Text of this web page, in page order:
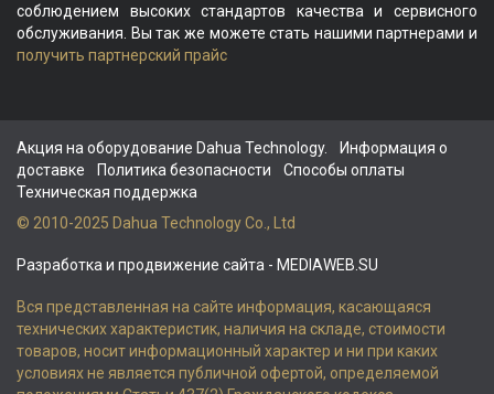
соблюдением высоких стандартов качества и сервисного
обслуживания. Вы так же можете стать нашими партнерами и
получить партнерский прайс
Акция на оборудование Dahua Technology.
Информация о
доставке
Политика безопасности
Способы оплаты
Техническая поддержка
© 2010-2025 Dahua Technology Co., Ltd
Разработка и продвижение сайта - MEDIAWEB.SU
Вся представленная на сайте информация, касающаяся
технических характеристик, наличия на складе, стоимости
товаров, носит информационный характер и ни при каких
условиях не является публичной офертой, определяемой